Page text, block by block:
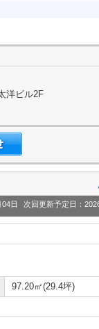
洋ビル2F
日 次回更新予定日：
97.20㎡(29.4坪)